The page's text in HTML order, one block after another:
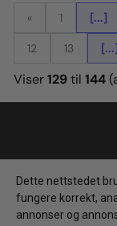
« 1 [...]
12 13 [...]
Viser129til 144
Meld
Dette nettstedet
fungere korrekt,
annonser og